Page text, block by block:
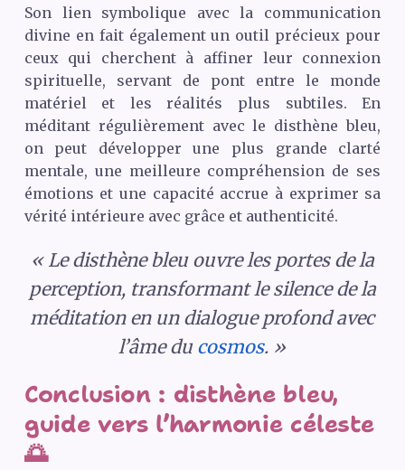
Son lien symbolique avec la communication
divine en fait également un outil précieux pour
ceux qui cherchent à affiner leur connexion
spirituelle, servant de pont entre le monde
matériel et les réalités plus subtiles. En
méditant régulièrement avec le disthène bleu,
on peut développer une plus grande clarté
mentale, une meilleure compréhension de ses
émotions et une capacité accrue à exprimer sa
vérité intérieure avec grâce et authenticité.
« Le disthène bleu ouvre les portes de la
perception, transformant le silence de la
méditation en un dialogue profond avec
l’âme du cosmos. »
Conclusion : disthène bleu,
guide vers l’harmonie céleste
🌅